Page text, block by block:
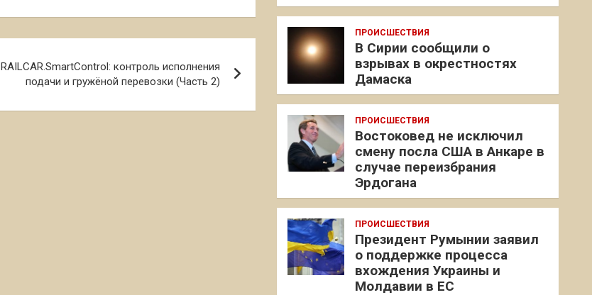
RAILCAR.SmartControl: контроль исполнения
подачи и гружёной перевозки (Часть 2)
ПРОИСШЕСТВИЯ
В Сирии сообщили о
взрывах в окрестностях
Дамаска
ПРОИСШЕСТВИЯ
Востоковед не исключил
смену посла США в Анкаре в
случае переизбрания
Эрдогана
ПРОИСШЕСТВИЯ
Президент Румынии заявил
о поддержке процесса
вхождения Украины и
Молдавии в ЕС